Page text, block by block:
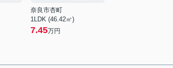
奈良市杏町
1LDK (46.42㎡)
7.45万円